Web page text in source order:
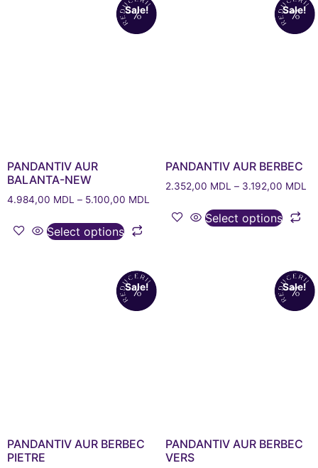
Sale!
PANDANTIV AUR
BALANTA-NEW
4.984,00 MDL – 5.100,00 MDL
Select options
Sale!
PANDANTIV AUR BERBEC
2.352,00 MDL – 3.192,00 MDL
Select options
Sale!
PANDANTIV AUR BERBEC
PIETRE
Sale!
PANDANTIV AUR BERBEC
VERS